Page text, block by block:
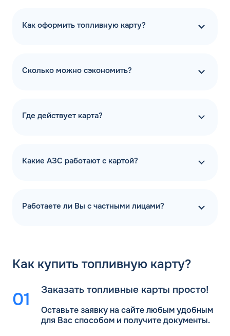
Как оформить топливную карту?
Сколько можно сэкономить?
Где действует карта?
Какие АЗС работают с картой?
Работаете ли Вы с частными лицами?
Как купить топливную карту?
Заказать топливные карты просто!
Оставьте заявку на сайте любым удобным
для Васспособом и получите документы.